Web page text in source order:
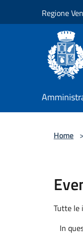
Regione
Home >
Tutte le
In